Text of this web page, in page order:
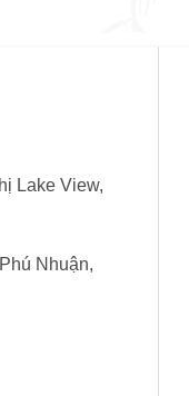
Lake View,
Nhuận,